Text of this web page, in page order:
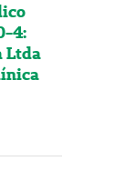
4:
Ltda